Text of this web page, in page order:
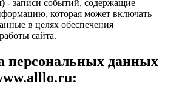
- записи событий, содержащие
которая может включать
в целях обеспечения
сайта.
персональных данных